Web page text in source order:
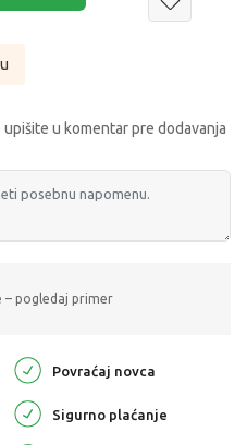
u komentar pre dodavanja
– pogledaj primer
Povraćaj novca
Sigurno plaćanje